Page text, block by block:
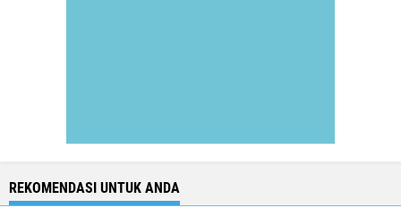
REKOMENDASI UNTUK ANDA